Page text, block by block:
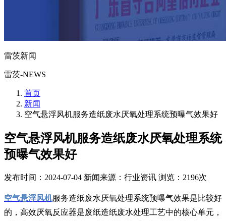
雷茨新闻
雷茨-NEWS
首页
新闻
​空气悬浮风机服务造纸废水厌氧处理系统预曝气效果好
​空气悬浮风机服务造纸废水厌氧处理系统
预曝气效果好
发布时间：2024-07-04 新闻来源：行业资讯 浏览：2196次
空气悬浮风机服务造纸废水厌氧处理系统预曝气效果是比较好
的，高效厌氧反应器是废纸造纸废水处理工艺中的核心单元，